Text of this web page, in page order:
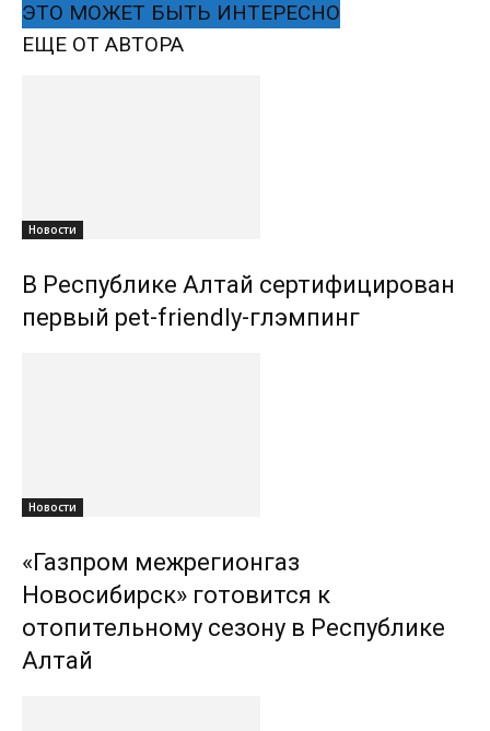
ЭТО МОЖЕТ БЫТЬ ИНТЕРЕСНО
ЕЩЕ ОТ АВТОРА
Новости
В Республике Алтай сертифицирован
первый pet-friendly-глэмпинг
Новости
«Газпром межрегионгаз
Новосибирск» готовится к
отопительному сезону в Республике
Алтай